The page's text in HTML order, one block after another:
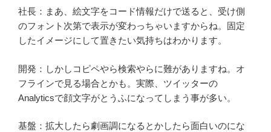
社長：まあ、絵文字をコード情報だけで送ると、受け側
のフォント次第で表示が変わっちゃいますからね。固定
したイメージにして置きたい気持ちはわかります。
開発：しかしコピペやら検索やらに難がありますね。オ
フラインで見る場合とかも。実際、ツイッターの
Analyticsで顔文字がとうふになってしまう事が多い。
基盤：拡大したら劇画調になるとかしたら面白いのにな